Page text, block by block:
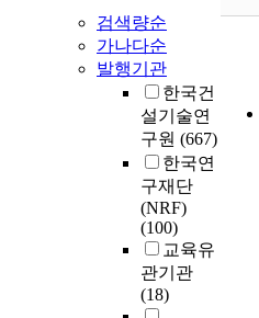
검색량순
가나다순
발행기관
한국건
설기술연
구원 (667)
한국연
구재단
(NRF)
(100)
교육유
관기관
(18)